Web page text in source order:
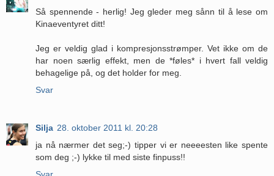
Så spennende - herlig! Jeg gleder meg sånn til å lese om
Kinaeventyret ditt!
Jeg er veldig glad i kompresjonsstrømper. Vet ikke om de
har noen særlig effekt, men de *føles* i hvert fall veldig
behagelige på, og det holder for meg.
Svar
Silja 28. oktober 2011 kl. 20:28
ja nå nærmer det seg;-) tipper vi er neeeesten like spente
som deg ;-) lykke til med siste finpuss!!